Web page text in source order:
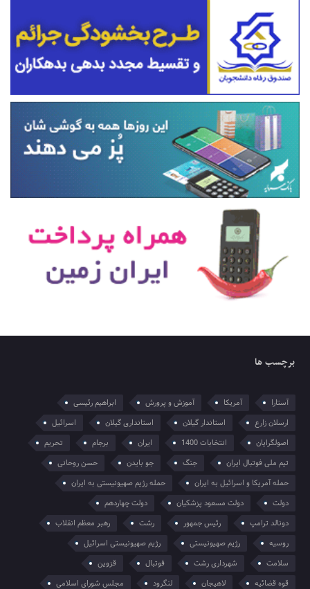
برچسب ها
آستارا آمریکا آموزش و پرورش
ابراهیم رئیسی
ارسلان زارع
استاندار گیلان استانداری گیلان
اسرائیل
اصولگرایان
انتخابات 1400 ایران برجام
تحریم
تیم ملی فوتبال ایران
جنگ جو بایدن
حسن روحانی
حمله آمریکا و اسرائیل به ایران
حمله رژیم صهیونیستی به ایران
دولت
دولت مسعود پزشکیان
دولت چهاردهم
دونالد ترامپ
رئیس جمهور رشت
رهبر معظم انقلاب
روسیه
رژیم صهیونیستی
رژیم صهیونیستی اسرائیل
سلامت
شهرداری رشت فوتبال
قزوین
قوه قضائیه
لاهیجان لنگرود مجلس شورای اسلامی